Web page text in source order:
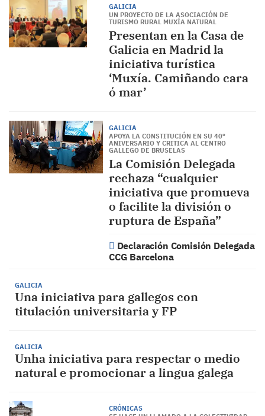
GALICIA
UN PROYECTO DE LA ASOCIACIÓN DE
TURISMO RURAL MUXÍA NATURAL
Presentan en la Casa de
Galicia en Madrid la
iniciativa turística
‘Muxía. Camiñando cara
ó mar’
GALICIA
APOYA LA CONSTITUCIÓN EN SU 40º
ANIVERSARIO Y CRITICA AL CENTRO
GALLEGO DE BRUSELAS
La Comisión Delegada
rechaza “cualquier
iniciativa que promueva
o facilite la división o
ruptura de España”
Declaración Comisión Delegada
CCG Barcelona
GALICIA
Una iniciativa para gallegos con
titulación universitaria y FP
GALICIA
Unha iniciativa para respectar o medio
natural e promocionar a lingua galega
CRÓNICAS